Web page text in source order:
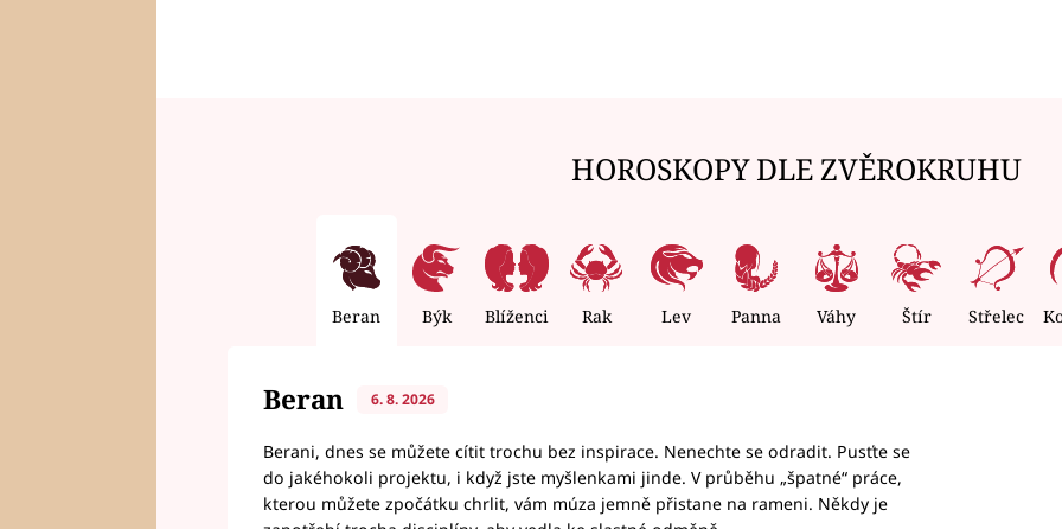
HOROSKOPY DLE ZVĚROKRUHU
Beran Býk Blíženci Rak Lev Panna Váhy Štír Střelec
Beran 6. 8. 2026
Berani, dnes se můžete cítit trochu bez inspirace. Nenechte se odradit. Pusťte se
do jakéhokoli projektu, i když jste myšlenkami jinde. V průběhu „špatné“ práce,
kterou můžete zpočátku chrlit, vám múza jemně přistane na rameni. Někdy je